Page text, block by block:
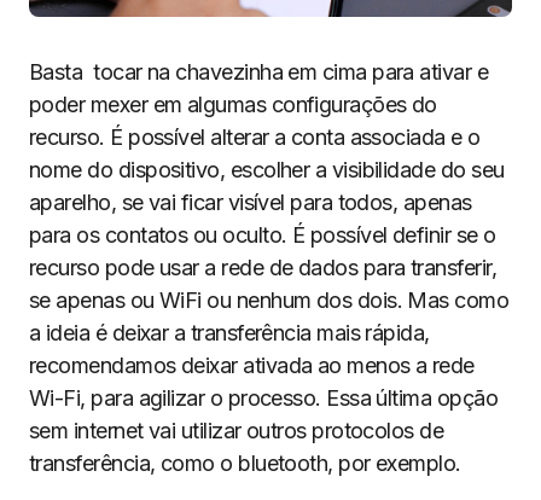
Basta tocar na chavezinha em cima para ativar e
poder mexer em algumas configurações do
recurso. É possível alterar a conta associada e o
nome do dispositivo, escolher a visibilidade do seu
aparelho, se vai ficar visível para todos, apenas
para os contatos ou oculto. É possível definir se o
recurso pode usar a rede de dados para transferir,
se apenas ou WiFi ou nenhum dos dois. Mas como
a ideia é deixar a transferência mais rápida,
recomendamos deixar ativada ao menos a rede
Wi-Fi, para agilizar o processo. Essa última opção
sem internet vai utilizar outros protocolos de
transferência, como o bluetooth, por exemplo.